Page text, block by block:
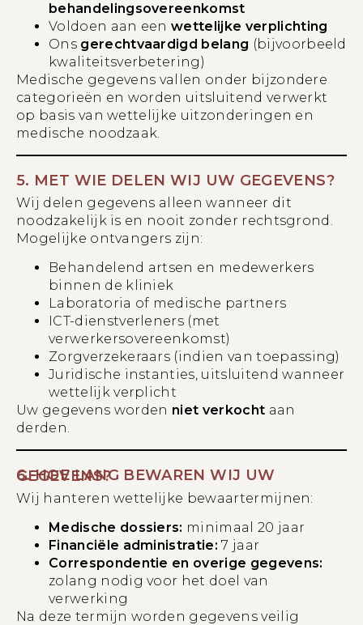
behandelingsovereenkomst
Voldoen aan eenwettelijke verplichting
Ons gerechtvaardigd belang (bijvoorbeeld
kwaliteitsverbetering)
Medische gegevens vallen onder bijzondere
categorieën en worden uitsluitend verwerkt
op basis van wettelijke uitzonderingen en
medische noodzaak.
5. MET WIE DELEN WIJ UW GEGEVENS?
Wij delen gegevens alleen wanneer dit
noodzakelijk is en nooit zonder rechtsgrond.
Mogelijke ontvangers zijn:
Behandelend artsen en medewerkers
binnen de kliniek
Laboratoria of medische partners
ICT-dienstverleners (met
verwerkersovereenkomst)
Zorgverzekeraars (indien van toepassing)
Juridische instanties, uitsluitend wanneer
wettelijk verplicht
Uw gegevens worden niet verkocht aan
derden.
6. HOE LANG BEWAREN WIJ UW GEGEVENS?
Wij hanteren wettelijke bewaartermijnen:
Medische dossiers: minimaal 20 jaar
Financiële administratie: 7 jaar
Correspondentie en overige gegevens:
zolang nodig voor het doel van
verwerking
Na deze termijn worden gegevens veilig